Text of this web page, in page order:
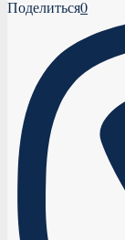
Поделиться0